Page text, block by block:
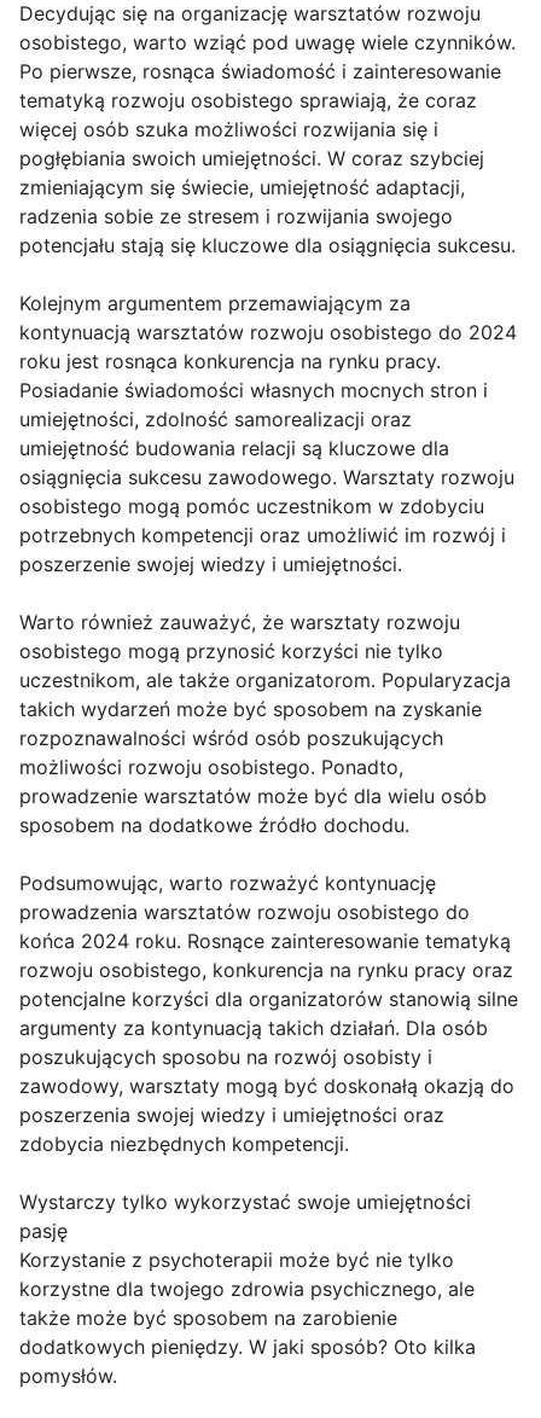
Decydując się na organizację warsztatów rozwoju
osobistego, warto wziąć pod uwagę wiele czynników.
Po pierwsze, rosnąca świadomość i zainteresowanie
tematyką rozwoju osobistego sprawiają, że coraz
więcej osób szuka możliwości rozwijania się i
pogłębiania swoich umiejętności. W coraz szybciej
zmieniającym się świecie, umiejętność adaptacji,
radzenia sobie ze stresem i rozwijania swojego
potencjału stają się kluczowe dla osiągnięcia sukcesu.
Kolejnym argumentem przemawiającym za
kontynuacją warsztatów rozwoju osobistego do 2024
roku jest rosnąca konkurencja na rynku pracy.
Posiadanie świadomości własnych mocnych stron i
umiejętności, zdolność samorealizacji oraz
umiejętność budowania relacji są kluczowe dla
osiągnięcia sukcesu zawodowego. Warsztaty rozwoju
osobistego mogą pomóc uczestnikom w zdobyciu
potrzebnych kompetencji oraz umożliwić im rozwój i
poszerzenie swojej wiedzy i umiejętności.
Warto również zauważyć, że warsztaty rozwoju
osobistego mogą przynosić korzyści nie tylko
uczestnikom, ale także organizatorom. Popularyzacja
takich wydarzeń może być sposobem na zyskanie
rozpoznawalności wśród osób poszukujących
możliwości rozwoju osobistego. Ponadto,
prowadzenie warsztatów może być dla wielu osób
sposobem na dodatkowe źródło dochodu.
Podsumowując, warto rozważyć kontynuację
prowadzenia warsztatów rozwoju osobistego do
końca 2024 roku. Rosnące zainteresowanie tematyką
rozwoju osobistego, konkurencja na rynku pracy oraz
potencjalne korzyści dla organizatorów stanowią silne
argumenty za kontynuacją takich działań. Dla osób
poszukujących sposobu na rozwój osobisty i
zawodowy, warsztaty mogą być doskonałą okazją do
poszerzenia swojej wiedzy i umiejętności oraz
zdobycia niezbędnych kompetencji.
Wystarczy tylko wykorzystać swoje umiejętności
pasję
Korzystanie z psychoterapii może być nie tylko
korzystne dla twojego zdrowia psychicznego, ale
także może być sposobem na zarobienie
dodatkowych pieniędzy. W jaki sposób? Oto kilka
pomysłów.